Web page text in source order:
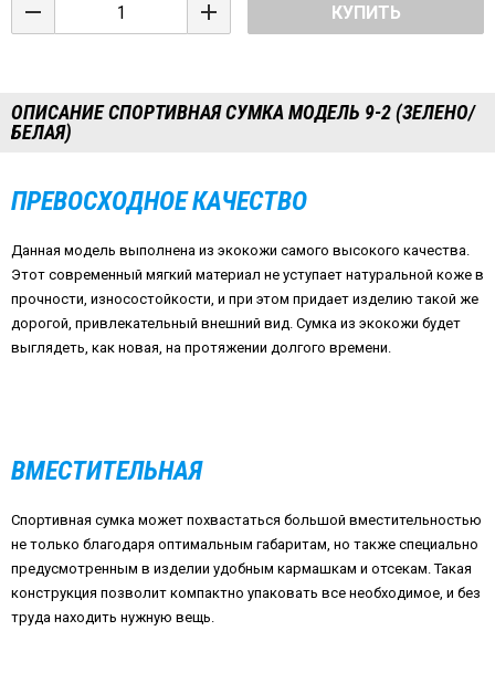
КУПИТЬ
ОПИСАНИЕ СПОРТИВНАЯ СУМКА МОДЕЛЬ 9-2 (ЗЕЛЕНО/
БЕЛАЯ)
ПРЕВОСХОДНОЕ КАЧЕСТВО
Данная модель выполнена из экокожи самого высокого качества.
Этот современный мягкий материал не уступает натуральной коже в
прочности, износостойкости, и при этом придает изделию такой же
дорогой, привлекательный внешний вид. Сумка из экокожи будет
выглядеть, как новая, на протяжении долгого времени.
ВМЕСТИТЕЛЬНАЯ
Спортивная сумка может похвастаться большой вместительностью
не только благодаря оптимальным габаритам, но также специально
предусмотренным в изделии удобным кармашкам и отсекам. Такая
конструкция позволит компактно упаковать все необходимое, и без
труда находить нужную вещь.